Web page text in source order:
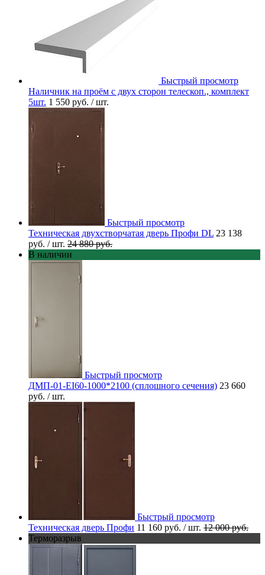
Быстрый просмотр
Наличник на проём с двух сторон телескоп., комплект
5шт. 1 550 руб. / шт.
Быстрый просмотр
Техническая двухстворчатая дверь Профи DL 23 138
руб. / шт. 24 880 руб.
В наличии
Быстрый просмотр
ДМП-01-EI60-1000*2100 (сплошного сечения) 23 660
руб. / шт.
Быстрый просмотр
Техническая дверь Профи 11 160 руб. / шт. 12 000 руб.
Терморазрыв